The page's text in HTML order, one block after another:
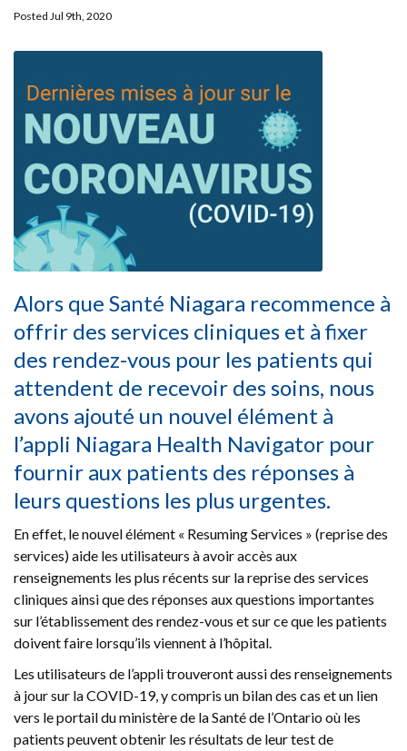
Posted Jul 9th, 2020
Alors que Santé Niagara recommence à
offrir des services cliniques et à fixer
des rendez-vous pour les patients qui
attendent de recevoir des soins, nous
avons ajouté un nouvel élément à
l’appli Niagara Health Navigator pour
fournir aux patients des réponses à
leurs questions les plus urgentes.
En effet, le nouvel élément « Resuming Services » (reprise des
services) aide les utilisateurs à avoir accès aux
renseignements les plus récents sur la reprise des services
cliniques ainsi que des réponses aux questions importantes
sur l’établissement des rendez-vous et sur ce que les patients
doivent faire lorsqu’ils viennent à l’hôpital.
Les utilisateurs de l’appli trouveront aussi des renseignements
à jour sur la COVID-19, y compris un bilan des cas et un lien
vers le portail du ministère de la Santé de l’Ontario où les
patients peuvent obtenir les résultats de leur test de